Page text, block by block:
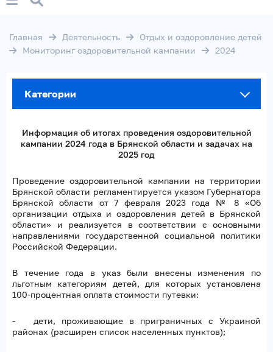
Главная Деятельность
Отдых и оздоровление детей
Мониторинг оздоровительной кампании
2024
Категории
Информация об итогах проведения оздоровительной
кампании 2024 года в Брянской области и задачах на
2025 год
Проведение оздоровительной кампании на территории
Брянской области регламентируется указом Губернатора
Брянской области от 7 февраля 2023 года № 8 «Об
организации отдыха и оздоровления детей в Брянской
области» и реализуется в соответствии с основными
направлениями государственной социальной политики
Российской Федерации.
В течение года в указ были внесены изменения по
льготным категориям детей, для которых установлена
100-процентная оплата стоимости путевки:
- дети, проживающие в приграничных с Украиной
районах (расширен список населенных пунктов);